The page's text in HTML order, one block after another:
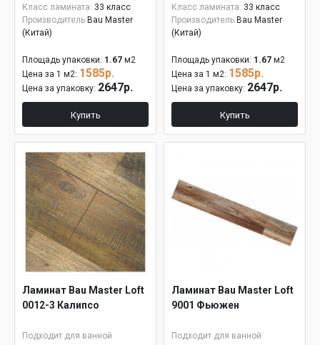
Класс ламината: 33 класс
Производитель Bau Master
(Китай)
Площадь упаковки: 1.67 м2
Цена за 1 м2: 1585р.
Цена за упаковку: 2647р.
Купить
Класс ламината: 33 класс
Производитель Bau Master
(Китай)
Площадь упаковки: 1.67 м2
Цена за 1 м2: 1585р.
Цена за упаковку: 2647р.
Купить
Ламинат Bau Master Loft
0012-3 Калипсо
Подходит для ванной
Ламинат Bau Master Loft
9001 Фьюжен
Подходит для ванной